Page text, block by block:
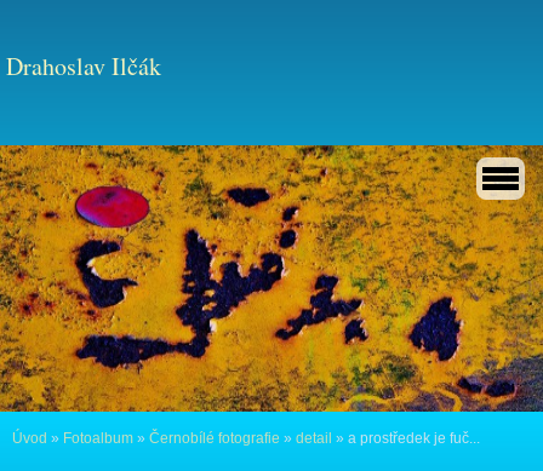
Drahoslav Ilčák
Úvod » Fotoalbum » Černobílé fotografie » detail » a prostředek je fuč...